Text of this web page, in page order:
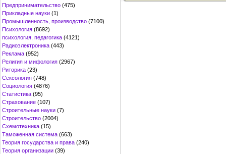
Предпринимательство (475)
Прикладные науки (1)
Промышленность, производство (7100)
Психология (8692)
психология, педагогика (4121)
Радиоэлектроника (443)
Реклама (952)
Религия и мифология (2967)
Риторика (23)
Сексология (748)
Социология (4876)
Статистика (95)
Страхование (107)
Строительные науки (7)
Строительство (2004)
Схемотехника (15)
Таможенная система (663)
Теория государства и права (240)
Теория организации (39)